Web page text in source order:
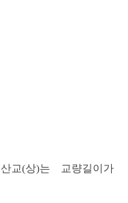
교(상)는 교량길이가